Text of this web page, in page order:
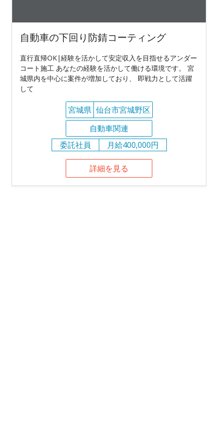
自動車の下回り防錆コーティング
直行直帰OK|経験を活かして安定収入を目指せるアンダー
コート施工 あなたの経験を活かして働ける環境です。 宮
城県内を中心に案件が増加しており、 即戦力として活躍
して
宮城県 仙台市宮城野区
自動車関連
委託社員
月給400,000円
詳細を見る